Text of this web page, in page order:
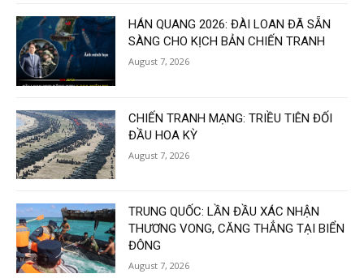
HÁN QUANG 2026: ĐÀI LOAN ĐÃ SẴN
SÀNG CHO KỊCH BẢN CHIẾN TRANH
August 7, 2026
CHIẾN TRANH MẠNG: TRIỀU TIÊN ĐỐI
ĐẦU HOA KỲ
August 7, 2026
TRUNG QUỐC: LẦN ĐẦU XÁC NHẬN
THƯƠNG VONG, CĂNG THẲNG TẠI BIỂN
ĐÔNG
August 7, 2026